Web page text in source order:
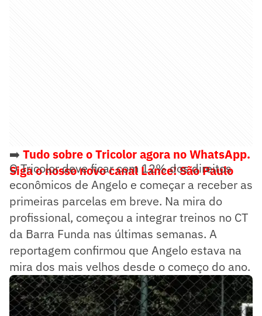
➡️ Tudo sobre o Tricolor agora no WhatsApp.
Siga o nosso novo canal Lance! São Paulo
O Tricolor deve ficar com 12% dos direitos
econômicos de Angelo e começar a receber as
primeiras parcelas em breve. Na mira do
profissional, começou a integrar treinos no CT
da Barra Funda nas últimas semanas. A
reportagem confirmou que Angelo estava na
mira dos mais velhos desde o começo do ano.